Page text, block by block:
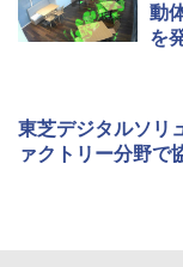
動
を
東芝デジタルソリ
ァクトリー分野で